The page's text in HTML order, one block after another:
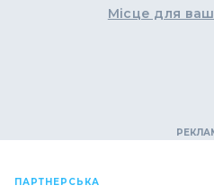
Місце для
ПАРТНЕРСЬКА